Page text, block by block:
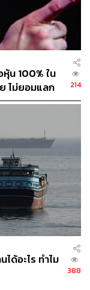
น 100% ใน
ไม่ยอมแลก
214
ด้อะไร ทำไม
388